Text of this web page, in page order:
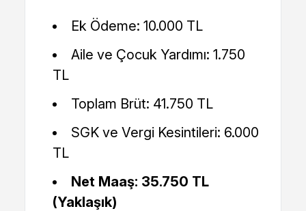
Ek Ödeme: 10.000 TL
Aile ve Çocuk Yardımı: 1.750
TL
Toplam Brüt: 41.750 TL
SGK ve Vergi Kesintileri: 6.000
TL
Net Maaş: 35.750 TL
(Yaklaşık)